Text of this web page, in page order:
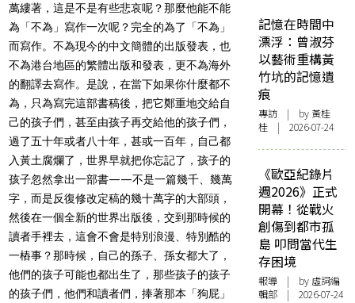
萬縷著，這是不是有些悲哀呢？那麼他能不能
為「不為」寫作一次呢？完全的為了「不為」
而寫作。不為現今的中文簡體的出版發表，也
不為港台地區的繁體出版和發表，更不為海外
的翻譯去寫作。是說，在當下如果你什麼都不
為，只為寫完這部書稿後，把它鄭重地交給自
己的孩子們，甚至由孩子再交給他的孩子們，
過了五十年或者八十年，甚或一百年，自己都
入黃土腐爛了，世界早就把你忘記了，孩子的
孩子忽然拿出一部書——不是一篇幾千、幾萬
字，而是反復修改定稿的幾十萬字的大部頭，
然後在一個全新的世界出版後，交到那時候的
讀者手裡去，這會不會是特別浪漫、特別酷的
一樁事？那時候，自己的孫子、孫女都大了，
他們的孩子可能也都出生了，那些孩子的孩子
的孩子們，他們和讀者們，捧著那本「狗屁」
記憶在時間中
漂浮：曾淑芬
以藝術重構黃
竹坑的記憶遺
痕
專訪 | by 黃桂
桂 | 2026-07-24
《歐亞紀錄片
週2026》正式
開幕！從戰火
創傷到都市孤
島 叩問當代生
存困境
報導 | by 虛詞編
輯部 | 2026-07-24